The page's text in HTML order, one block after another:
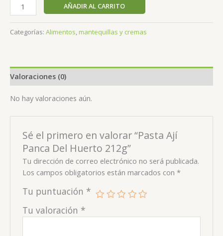
AÑADIR AL CARRITO
Categorías: Alimentos,mantequillas y cremas
Valoraciones (0)
No hay valoraciones aún.
Sé el primero en valorar “Pasta Ají
Panca Del Huerto 212g”
Tu dirección de correo electrónico no será publicada.
Los campos obligatorios están marcados con*
Tu puntuación *
Tu valoración *